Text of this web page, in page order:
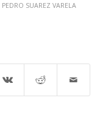
PEDRO SUAREZ VARELA